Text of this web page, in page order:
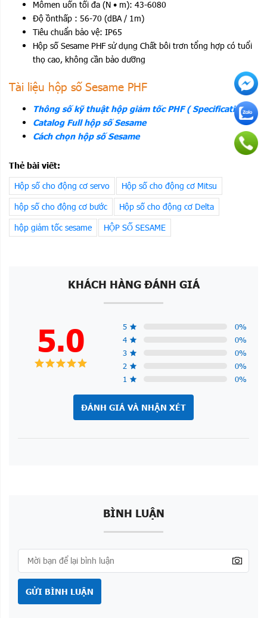
Mômen uốn tối đa (N • m): 43-6080
Độ ồnthấp : 56-70 (dBA / 1m)
Tiêu chuẩn bảo vệ: IP65
Hộp số Sesame PHF sử dụng Chất bôi trơn tổng hợp có tuổi
thọ cao, không cần bảo dưỡng
Tài liệu hộp số Sesame PHF
Thông số kỹ thuật hộp giảm tốc PHF ( Specification)
Catalog Full hộp số Sesame
Cách chọn hộp số Sesame
Thẻ bài viết:
Hộp số cho động cơ servo
Hộp số cho động cơ Mitsu
hộp số cho động cơ bước
Hộp số cho động cơ Delta
hộp giảm tốc sesame
HỘP SỐ SESAME
KHÁCH HÀNG ĐÁNH GIÁ
5.0 5 0%
4
0%
3
0%
2
0%
1
0%
ĐÁNH GIÁ VÀ NHẬN XÉT
BÌNH LUẬN
GỬI BÌNH LUẬN